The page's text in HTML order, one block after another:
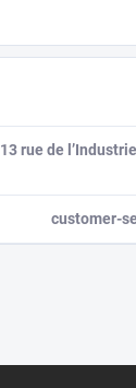
13 rue de
customer-